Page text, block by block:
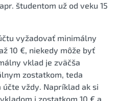
študentom už od veku 15
vyžadovať minimálny
10 €, niekedy môže byť
vklad je zväčša
zostatkom, teda
vždy. Napríklad ak si
i zostatkom 10 € a